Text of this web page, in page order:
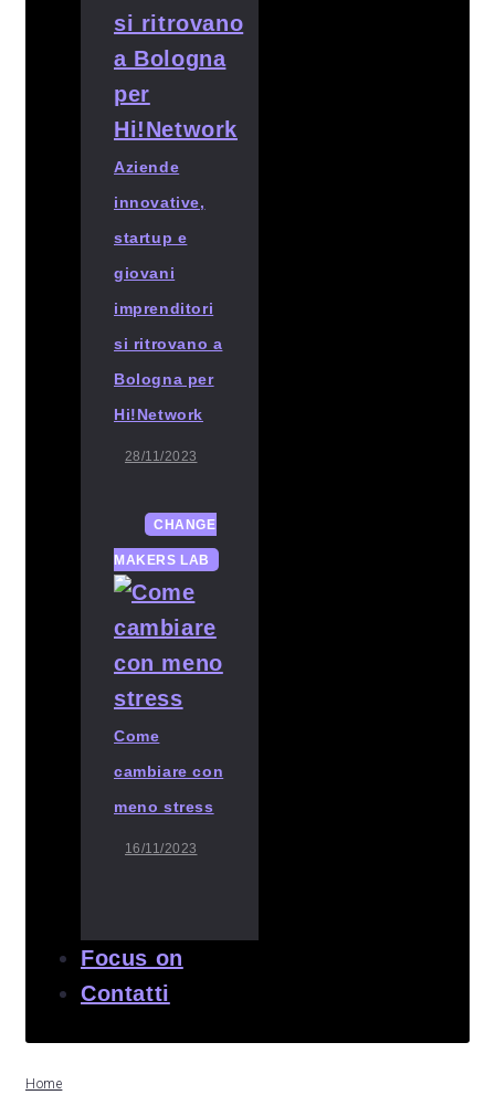
Aziende
innovative,
startup e
giovani
imprenditori
si ritrovano a
Bologna per
Hi!Network
28/11/2023
CHANGE
MAKERS LAB
Come
cambiare con
meno stress
16/11/2023
Focus on
Contatti
Home